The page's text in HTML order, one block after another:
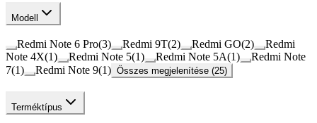
Modell
Redmi Note 6 Pro(3) Redmi 9T(2) Redmi GO(2)
Redmi
Note 4X(1) Redmi Note 5(1) Redmi Note 5A(1)
Redmi Note
7(1) Redmi Note 9(1) Összes megjelenítése (25)
Terméktípus